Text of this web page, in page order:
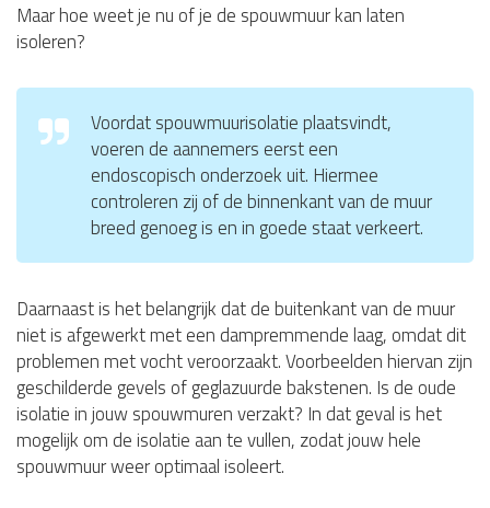
Maar hoe weet je nu of je de spouwmuur kan laten
isoleren?
Voordat spouwmuurisolatie plaatsvindt,
voeren de aannemers eerst een
endoscopisch onderzoek uit. Hiermee
controleren zij of de binnenkant van de muur
breed genoeg is en in goede staat verkeert.
Daarnaast is het belangrijk dat de buitenkant van de muur
niet is afgewerkt met een dampremmende laag, omdat dit
problemen met vocht veroorzaakt. Voorbeelden hiervan zijn
geschilderde gevels of geglazuurde bakstenen. Is de oude
isolatie in jouw spouwmuren verzakt? In dat geval is het
mogelijk om de isolatie aan te vullen, zodat jouw hele
spouwmuur weer optimaal isoleert.